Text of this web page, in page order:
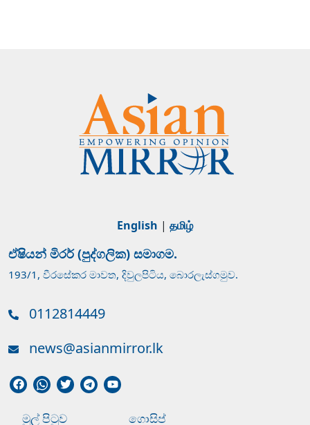
English | தமிழ்
ඒෂියන් මිරර් (පුද්ගලික) සමාගම.
193/1, වීරසේකර මාවත, දිවුලපිටිය, බොරලැස්ගමුව.
0112814449
news@asianmirror.lk
මුල් පිටුව ගොසිප්